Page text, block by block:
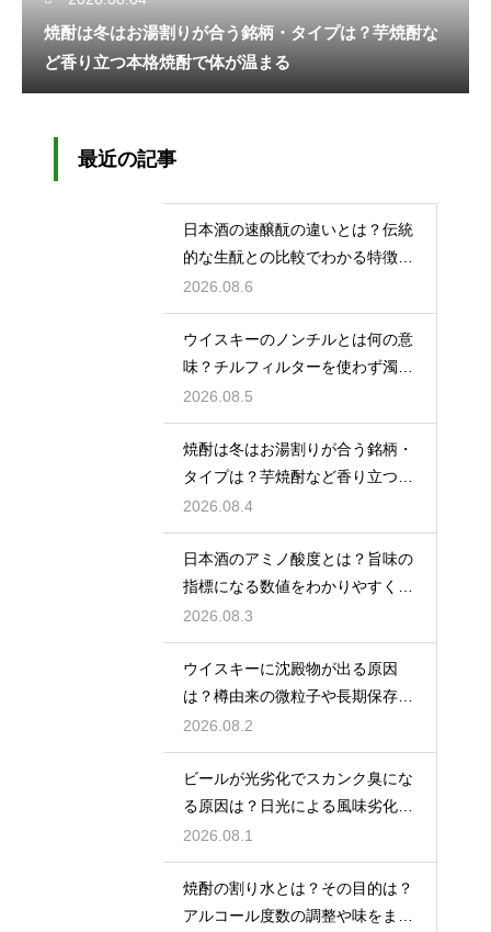
焼酎は冬はお湯割りが合う銘柄・タイプは？芋焼酎な
ど香り立つ本格焼酎で体が温まる
最近の記事
日本酒の速醸酛の違いとは？伝統
的な生酛との比較でわかる特徴を
解説
2026.08.6
ウイスキーのノンチルとは何の意
味？チルフィルターを使わず濁り
をあえて残す製法
2026.08.5
焼酎は冬はお湯割りが合う銘柄・
タイプは？芋焼酎など香り立つ本
格焼酎で体が温まる
2026.08.4
日本酒のアミノ酸度とは？旨味の
指標になる数値をわかりやすく解
説
2026.08.3
ウイスキーに沈殿物が出る原因
は？樽由来の微粒子や長期保存で
成分が析出するため
2026.08.2
ビールが光劣化でスカンク臭にな
る原因は？日光による風味劣化を
解説
2026.08.1
焼酎の割り水とは？その目的は？
アルコール度数の調整や味をまろ